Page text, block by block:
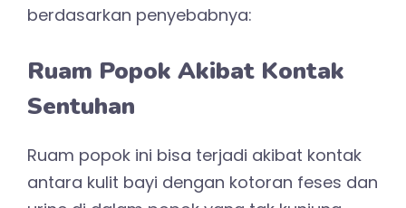
berdasarkan penyebabnya:
Ruam Popok Akibat Kontak
Sentuhan
Ruam popok ini bisa terjadi akibat kontak
antara kulit bayi dengan kotoran feses dan